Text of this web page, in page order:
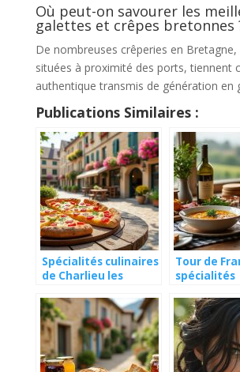
Où peut-on savourer les
galettes et crêpes bretonnes
De nombreuses crêperies en
situées à proximité des ports, tiennent
authentique transmis de génération en
Publications Similaires :
Spécialités culinaires
de Charlieu les
Roannais
Tour de
spécialités
méconnues